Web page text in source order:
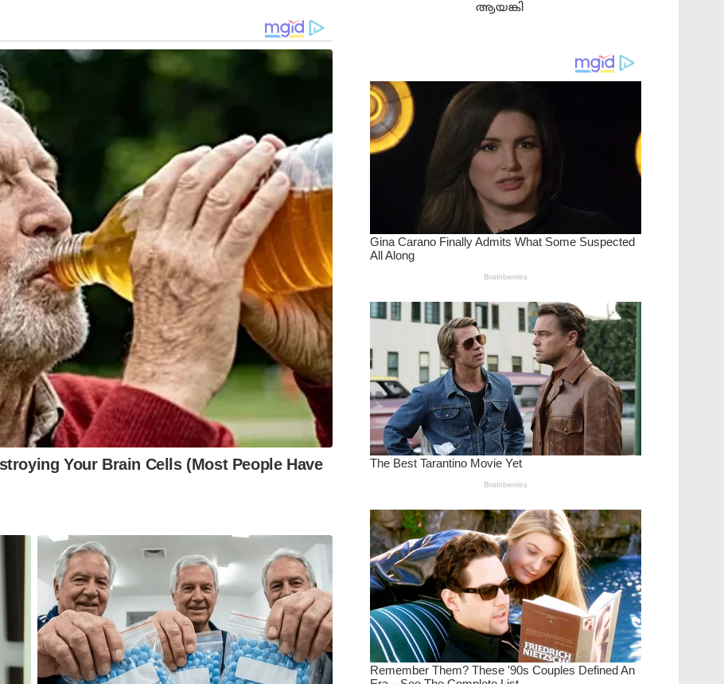
കണ്ണിലെ ഗോളത്തിന്റെ നീളം
വരാനുള്ള സാധ്യത കുറയ്ക്കുകയും ചെയ്യും.
നഷ്ടപ്പെടുന്നു.
കഴിയില്ലെങ്കിലും ചില ചെറിയ
പ്രതിരോധിക്കാം. ദിവസവും 1 മുതൽ 2 മണിക്കൂർ
സമയം ചെലവഴിക്കുകയോ ചെയ്യുന്നത് മയോപ്പിയ
വെയിൽ കൊണ്ടില്ലെങ്കിലും മരത്തണലിലോ മറ്റോ
ശരീരത്തിന് ലഭിക്കും.
കൃത്യമായ ഇടവേളകളിൽ കണ്ണിന് വിശ്രമം
ഫോണോ വായിക്കുമ്പോൾ കണ്ണിനോട് വളരെ
വീടിനുള്ളിൽ ഇരുന്ന് ജോലി ചെയ്യുമ്പോഴും
ഉറപ്പുവരുത്തുക.
കാണിച്ച് പരിശോധിപ്പിക്കുക.
കുട്ടികളെ പ്രകൃതിയോടും ഔട്ട്ഡോർ
വിദ്യാഭ്യാസ സ്ഥാപനങ്ങളും മുൻകൈ
created mayopia
ആയങ്കി